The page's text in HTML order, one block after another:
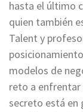
hasta el último
quien también
Talent y
modelos de
reto a enfrentar
secreto está en